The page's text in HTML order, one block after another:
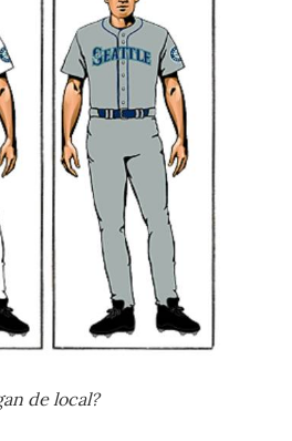
de local?